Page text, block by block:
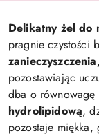
Delikatny żel do
pragnie czystości
pozostawiając
dba o
hydrolipidową,
pozostaje miękka,